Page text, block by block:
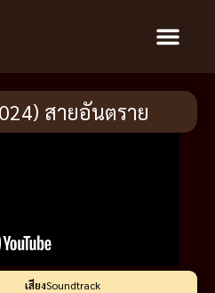
สายอันตราย
เสียงSoundtrack